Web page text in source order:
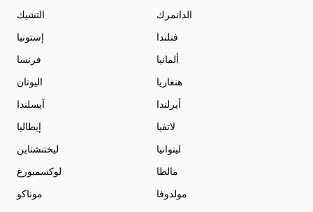
التشيك
الدانمرك
إستونيا
فنلندا
فرنسا
ألمانيا
اليونان
هنغاريا
آيسلندا
أيرلندا
إيطاليا
لاتفيا
ليختنشتاين
ليتوانيا
لوكسمبورغ
مالطا
موناكو
مولدوفا